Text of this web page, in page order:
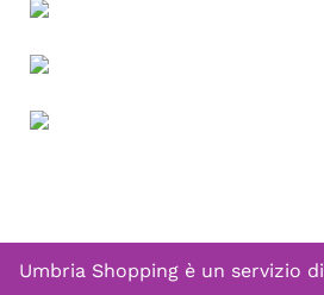
Umbria Shopping è un servizio di